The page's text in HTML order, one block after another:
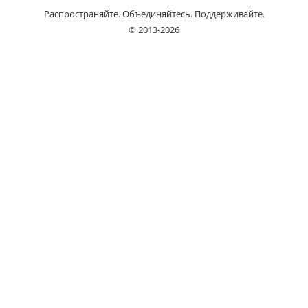
Распространяйте. Объединяйтесь. Поддерживайте.
© 2013-2026